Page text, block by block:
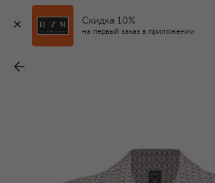
Скидка 10%
на первый заказ в приложении
41